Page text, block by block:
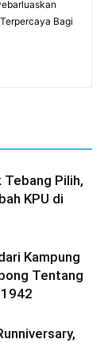
Bagi
Tebang Pilih,
KPU di
Kampung
Tentang